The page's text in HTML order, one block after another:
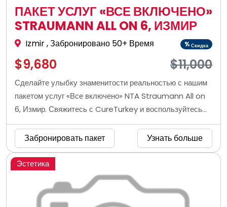
ПАКЕТ УСЛУГ «ВСЕ ВКЛЮЧЕНО»
STRAUMANN ALL ON 6, ИЗМИР
Izmir, Забронировано 50+ Время %Скидка
$9,680 $11,000
Сделайте улыбку знаменитости реальностью с нашим
пакетом услуг «Все включено» NTA Straumann All on
6, Измир. Свяжитесь с CureTurkey и воспользуйтесь
нашей комплексной услугой по установке дентальных
имплантатов Straumann All on 6 по доступным ценам.
Забронировать пакет Узнать больше
Эстетика